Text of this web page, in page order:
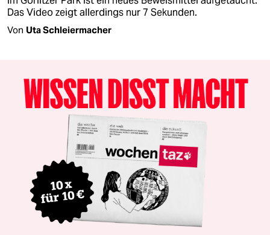
Das Video zeigt allerdings nur 7 Sekunden.
Von Uta Schleiermacher